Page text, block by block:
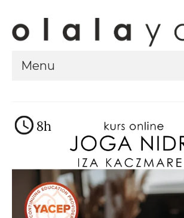
Menu
kursy
ubrania olalayoga
Olala Studio
Szczecin